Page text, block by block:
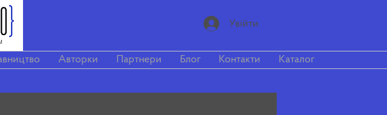
Увійти
Авторки Партнери Блог Контакти Каталог